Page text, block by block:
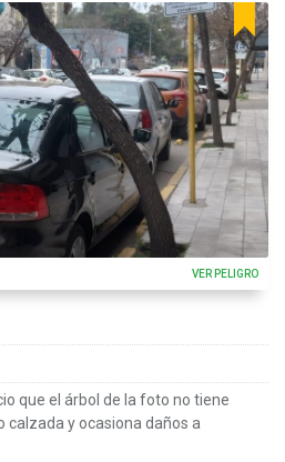
VER PELIGRO
que el árbol de la foto no tiene
y ocasiona daños a